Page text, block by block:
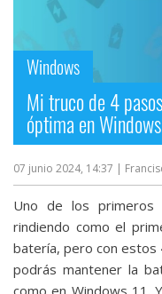
Windows
Mi truco de 4
óptima en
07 junio 2024, 14:37 |
Uno de los
rindiendo como el
batería, pero con estos
podrás mantener la
como en Windows 11.